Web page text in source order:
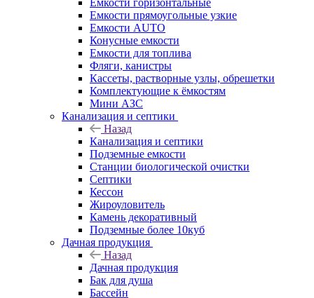
Емкости горизонтальные
Емкости прямоугольные узкие
Емкости АUТО
Конусные емкости
Емкости для топлива
Фляги, канистры
Кассеты, растворные узлы, обрешетки
Комплектующие к ёмкостям
Мини АЗС
Канализация и септики
Назад
Канализация и септики
Подземные емкости
Станции биологической очистки
Септики
Кессон
Жироуловитель
Камень декоративный
Подземные более 10куб
Дачная продукция
Назад
Дачная продукция
Бак для душа
Бассейн